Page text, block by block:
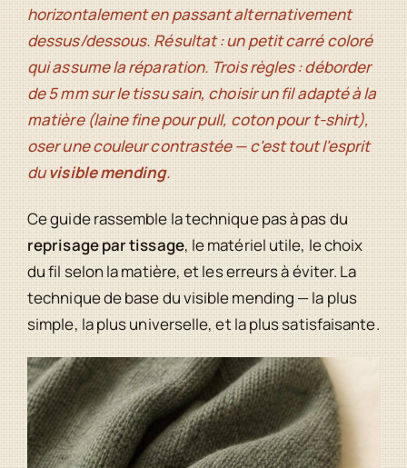
horizontalement en passant alternativement
dessus/dessous. Résultat : un petit carré coloré
qui assume la réparation. Trois règles : déborder
de 5 mm sur le tissu sain, choisir un fil adapté à la
matière (laine fine pour pull, coton pour t-shirt),
oser une couleur contrastée — c'est tout l'esprit
duvisible mending.
Ce guide rassemble la technique pas à pas du
reprisage par tissage, le matériel utile, le choix
du fil selon la matière, et les erreurs à éviter. La
technique de base du visible mending — la plus
simple, la plus universelle, et la plus satisfaisante.